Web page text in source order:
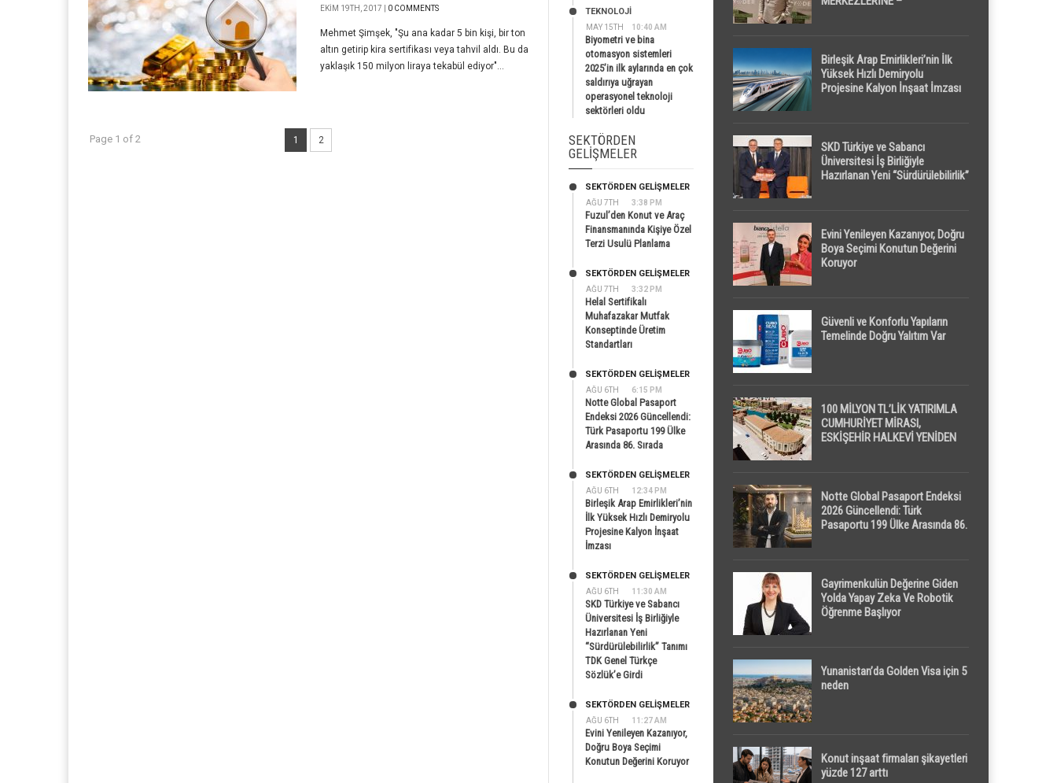
EKIM 19TH, 2017 | 0 COMMENTS
Mehmet Şimşek, "Şu ana kadar 5 bin kişi, bir ton
altın getirip kira sertifikası veya tahvil aldı. Bu da
yaklaşık 150 milyon liraya tekabül ediyor"...
Page 1 of 2 1 2
MAY 15TH 10:40 AM
TEKNOLOJİ
Biyometri ve bina
otomasyon sistemleri
2025’in ilk aylarında en çok
saldırıya uğrayan
operasyonel teknoloji
sektörleri oldu
SEKTÖRDEN
GELIŞMELER
AĞU 7TH 3:38 PM
SEKTÖRDEN GELIŞMELER
Fuzul’den Konut ve Araç
Finansmanında Kişiye Özel
Terzi Usulü Planlama
AĞU 7TH 3:32 PM
SEKTÖRDEN GELIŞMELER
Helal Sertifikalı
Muhafazakar Mutfak
Konseptinde Üretim
Standartları
AĞU 6TH 6:15 PM
SEKTÖRDEN GELIŞMELER
Notte Global Pasaport
Endeksi 2026 Güncellendi:
Türk Pasaportu 199 Ülke
Arasında 86. Sırada
AĞU 6TH 12:34 PM
SEKTÖRDEN GELIŞMELER
Birleşik Arap Emirlikleri’nin
İlk Yüksek Hızlı Demiryolu
Projesine Kalyon İnşaat
İmzası
AĞU 6TH 11:30 AM
SEKTÖRDEN GELIŞMELER
SKD Türkiye ve Sabancı
Üniversitesi İş Birliğiyle
Hazırlanan Yeni
“Sürdürülebilirlik” Tanımı
TDK Genel Türkçe
Sözlük’e Girdi
AĞU 6TH 11:27 AM
SEKTÖRDEN GELIŞMELER
Evini Yenileyen Kazanıyor,
Doğru Boya Seçimi
Konutun Değerini Koruyor
Birleşik Arap Emirlikleri’nin İlk
Yüksek Hızlı Demiryolu
Projesine Kalyon İnşaat İmzası
SKD Türkiye ve Sabancı
Üniversitesi İş Birliğiyle
Hazırlanan Yeni “Sürdürülebilirlik”
Evini Yenileyen Kazanıyor, Doğru
Boya Seçimi Konutun Değerini
Koruyor
Güvenli ve Konforlu Yapıların
Temelinde Doğru Yalıtım Var
100 MİLYON TL’LİK YATIRIMLA
CUMHURİYET MİRASI,
ESKİŞEHİR HALKEVİ YENİDEN
Notte Global Pasaport Endeksi
2026 Güncellendi: Türk
Pasaportu 199 Ülke Arasında 86.
Gayrimenkulün Değerine Giden
Yolda Yapay Zeka Ve Robotik
Öğrenme Başlıyor
Yunanistan’da Golden Visa için 5
neden
Konut inşaat firmaları şikayetleri
yüzde 127 arttı